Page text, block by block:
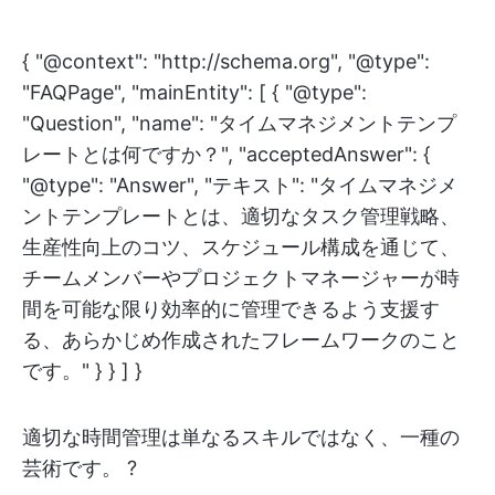
{ "@context": "http://schema.org", "@type":
"FAQPage", "mainEntity": [ { "@type":
"Question", "name": "タイムマネジメントテンプ
レートとは何ですか？", "acceptedAnswer": {
"@type": "Answer", "テキスト": "タイムマネジメ
ントテンプレートとは、適切なタスク管理戦略、
生産性向上のコツ、スケジュール構成を通じて、
チームメンバーやプロジェクトマネージャーが時
間を可能な限り効率的に管理できるよう支援す
る、あらかじめ作成されたフレームワークのこと
です。" } } ] }
適切な時間管理は単なるスキルではなく、一種の
芸術です。 ?